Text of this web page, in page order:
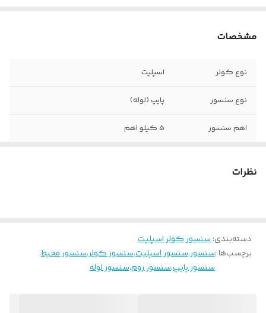
مشخصات
نوع کولر اسپلیت
نوع سنسور پایپ (لوله)
اهم سنسور 5 کیلو اهم
نظرات
دسته‌بندی:سنسور کولر اسپلیت
برچسب‌ها :سنسور،سنسور اسپلیت،سنسور کولر،سنسور محیط،
سنسور پایپ،سنسور روم،سنسور لوله